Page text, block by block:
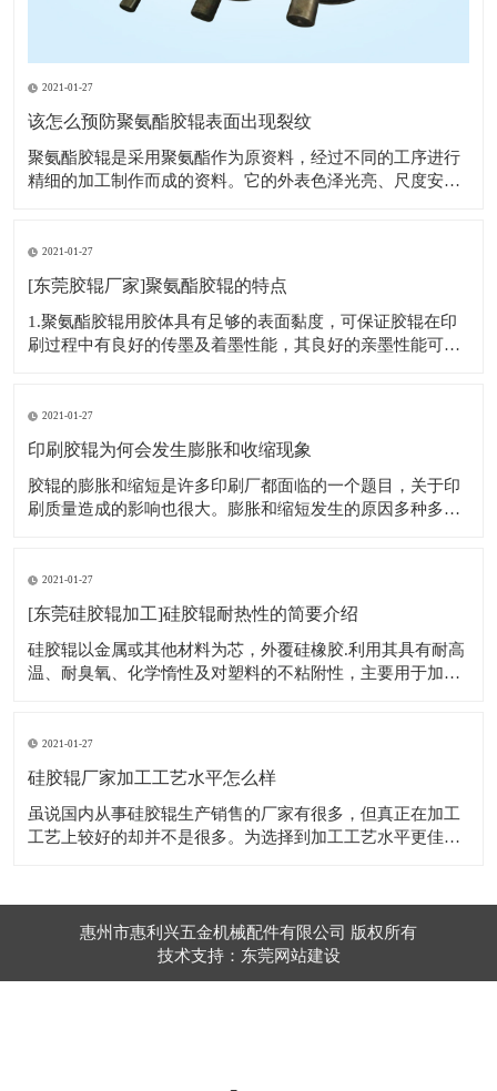
2021-01-27
该怎么预防聚氨酯胶辊表面出现裂纹
聚氨酯胶辊是采用聚氨酯作为原资料，经过不同的工序进行
精细的加工制作而成的资料。它的外表色泽光亮、尺度安
处，可用于汽油、火油、润滑油等的溶解剂；也可硬在纺
织、印染、钢铁、造纸等行业，用处非常广泛。它
2021-01-27
[东莞胶辊厂家]聚氨酯胶辊的特点
1.聚氨酯胶辊用胶体具有足够的表面黏度，可保证胶辊在印
刷过程中有良好的传墨及着墨性能，其良好的亲墨性能可保
温度和湿度条件下，不会有很大的变化。能够适应南方印刷
车间的高温高湿环境和北方严寒干
2021-01-27
印刷胶辊为何会发生膨胀和收缩现象
胶辊的膨胀和缩短是许多印刷厂都面临的一个题目，关于印
刷质量造成的影响也很大。膨胀和缩短发生的原因多种多
反应。一方面：油墨中的物质会溶入胶质中。另一方面：胶
质中的成分开释出到前言中。总的来说，
2021-01-27
[东莞硅胶辊加工]硅胶辊耐热性的简要介绍
硅胶辊以金属或其他材料为芯，外覆硅橡胶.利用其具有耐高
温、耐臭氧、化学惰性及对塑料的不粘附性，主要用于加工
选择性，对不同的气体的透气性不同。 2、卓越的耐高低温
性能，工作温度范围－100至35
2021-01-27
硅胶辊厂家加工工艺水平怎么样
虽说国内从事硅胶辊生产销售的厂家有很多，但真正在加工
工艺上较好的却并不是很多。为选择到加工工艺水平更佳的
辊厂家，才能保证硅胶辊在耐磨、耐高温及抗静电方面的性
能。选择更为优质的厂家，它在为客户
惠州市惠利兴五金机械配件有限公司 版权所有
技术支持：东莞网站建设